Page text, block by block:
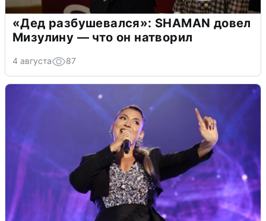
«Дед разбушевался»: SHAMAN довел
Мизулину — что он натворил
4 августа 87